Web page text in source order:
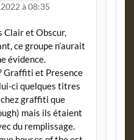
à 08:35
Clair et Obscur,
ce groupe n’aurait
évidence.
Graffiti et Presence
ci quelques titres
graffiti que
mais ils étaient
du remplissage.